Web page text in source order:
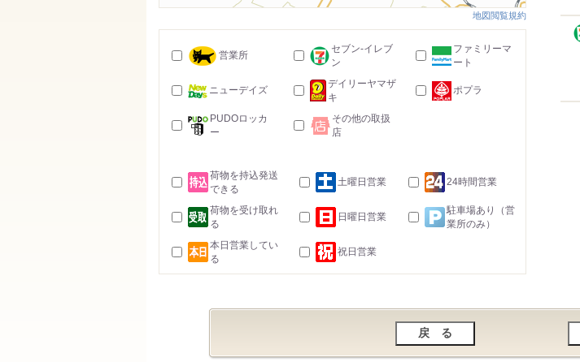
地図閲覧規約
営業所
セブン-イレブ
ン
ファミリーマ
ート
ニューデイズ
デイリーヤマザ
キ
ポプラ
PUDOロッカ
ー
その他の取扱
店
荷物を持込発送
できる
土曜日営業 24時間営業
荷物を受け取れ
る
日曜日営業
駐車場あり（営
業所のみ）
本日営業してい
る
祝日営業